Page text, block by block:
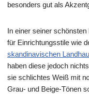
besonders gut als
In einer seiner
für Einrichtungsstile wie
skandinavischen
haben diese jedoch
sie schlichtes Weiß mit
Grau- und Beige-Tönen